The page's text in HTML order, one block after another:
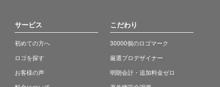
サービス
初めての方へ
ロゴを探す
お客様の声
こだわり
30000個のロゴマーク
厳選プロデザイナー
明朗会計・追加料金ゼロ